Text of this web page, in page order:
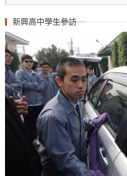
新興高中學生參訪